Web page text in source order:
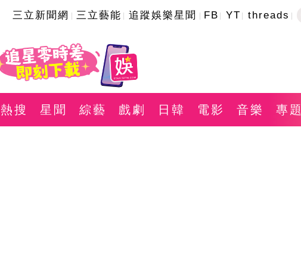
三立新聞網 三立藝能 追蹤娛樂星聞 FB YT threads
熱搜 星聞 綜藝 戲劇 日韓 電影 音樂 專題